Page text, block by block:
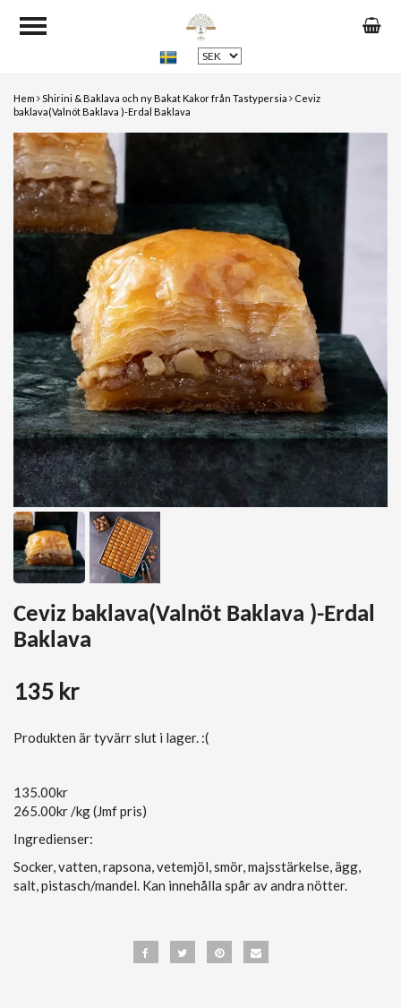
Hem Shirini & Baklava och ny Bakat Kakor från Tastypersia
Ceviz
baklava(Valnöt Baklava )-Erdal Baklava
Ceviz baklava(Valnöt Baklava )-Erdal
Baklava
135 kr
Produkten är tyvärr slut i lager. :(
135.00kr
265.00kr /kg (Jmf pris)
Ingredienser:
Socker, vatten, rapsona, vetemjöl, smör, majsstärkelse, ägg,
salt, pistasch/mandel. Kan innehålla spår av andra nötter.